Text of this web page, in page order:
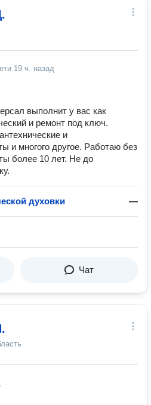
19 ч. назад
выполнит у вас как
и ремонт под ключ.
и
и многого другое. Работаю без
более 10 лет. Не до
духовки —
Чат